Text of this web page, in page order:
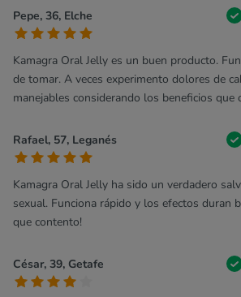
Pepe, 36, Elche
Kamagra Oral Jelly es un buen producto.
de tomar. A veces experimento dolores de
manejables considerando los beneficios que
Rafael, 57, Leganés
Kamagra Oral Jelly ha sido un verdadero
sexual. Funciona rápido y los efectos duran
que contento!
César, 39, Getafe